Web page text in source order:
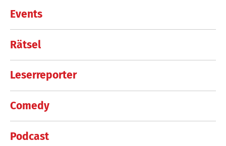
Events
Rätsel
Leserreporter
Comedy
Podcast